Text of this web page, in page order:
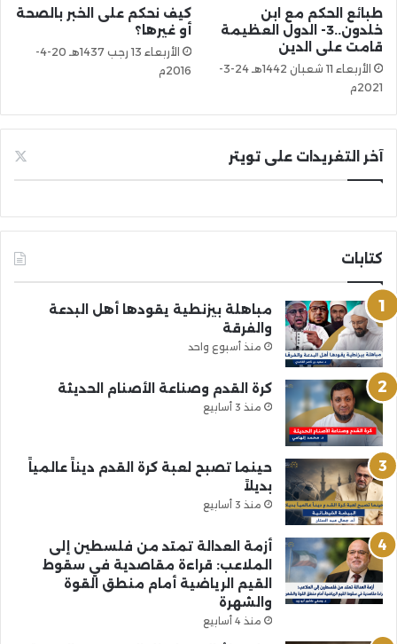
طبائع الحكم مع ابن
خلدون..3- الدول العظيمة
قامت على الدين
الأربعاء 11 شعبان 1442هـ 24-3-
2021م
كيف نحكم على الخبر بالصحة
أو غيرها؟
الأربعاء 13 رجب 1437هـ 20-4-
2016م
آخر التغريدات على تويتر
كتابات
مباهلة بيزنطية يقودها أهل البدعة
والفرقة
منذ أسبوع واحد
كرة القدم وصناعة الأصنام الحديثة
منذ 3 أسابيع
حينما تصبح لعبة كرة القدم ديناً عالمياً
بديلاً
منذ 3 أسابيع
أزمة العدالة تمتد من فلسطين إلى
الملاعب: قراءة مقاصدية في سقوط
القيم الرياضية أمام منطق القوة
والشهرة
منذ 4 أسابيع